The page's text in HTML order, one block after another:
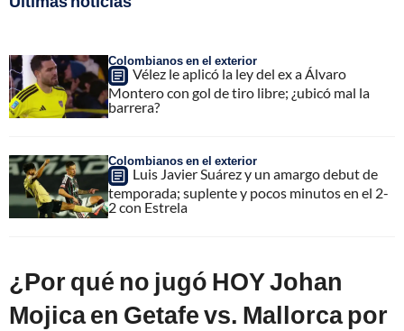
Colombianos en el exterior
Vélez le aplicó la ley del ex a Álvaro
Montero con gol de tiro libre; ¿ubicó mal la
barrera?
Colombianos en el exterior
Luis Javier Suárez y un amargo debut de
temporada; suplente y pocos minutos en el 2-
2 con Estrela
¿Por qué no jugó HOY Johan
Mojica en Getafe vs. Mallorca por